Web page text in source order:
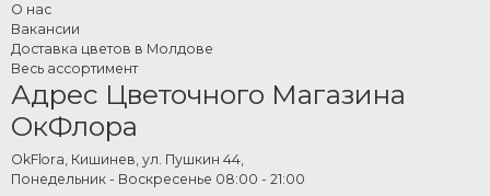
О нас
Вакансии
Доставка цветов в Молдове
Весь ассортимент
Адрес Цветочного Магазина
ОкФлора
OkFlora, Кишинев, ул. Пушкин 44,
Понедельник - Воскресенье 08:00 - 21:00